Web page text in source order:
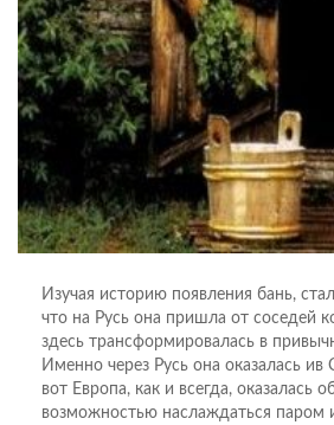
Изучая историю появления бань,
что на Русь она пришла от соседей
здесь трансформировалась в
Именно через Русь она оказалась
вот Европа, как и всегда, оказалась
возможностью наслаждаться паром